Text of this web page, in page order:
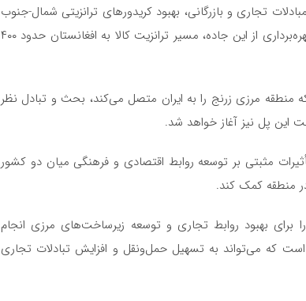
تجاری و بازرگانی، بهبود کریدورهای ترانزیتی شمال-جنوب
و کاهش مشکلات ترافیکی و تصادفات جاده‌ای است. با بهره‌برداری از این جاده، مسیر ترانزیت کالا به افغانستان حدود ۴۰۰
مرزی زرنج را به ایران متصل می‌کند، بحث و تبادل نظر
این پل نیز آغاز خواهد شد.
می‌تواند تأثیرات مثبتی بر توسعه روابط اقتصادی و فرهنگی میان دو کشور
منطقه کمک کند.
برای بهبود روابط تجاری و توسعه زیرساخت‌های مرزی انجام
که می‌تواند به تسهیل حمل‌ونقل و افزایش تبادلات تجاری